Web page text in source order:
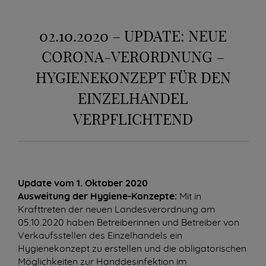
02.10.2020 – UPDATE: NEUE
CORONA-VERORDNUNG –
HYGIENEKONZEPT FÜR DEN
EINZELHANDEL
VERPFLICHTEND
Update vom 1. Oktober 2020
Ausweitung der Hygiene-Konzepte: Mit in
Krafttreten der neuen Landesverordnung am
05.10.2020 haben Betreiberinnen und Betreiber von
Verkaufsstellen des Einzelhandels ein
Hygienekonzept zu erstellen und die obligatorischen
Möglichkeiten zur Handdesinfektion im